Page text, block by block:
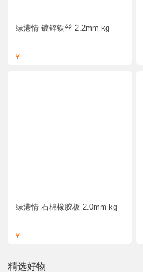
绿港情 镀锌铁丝 2.2mm kg
¥
绿港情 石棉橡胶板 2.0mm kg
¥
精选好物